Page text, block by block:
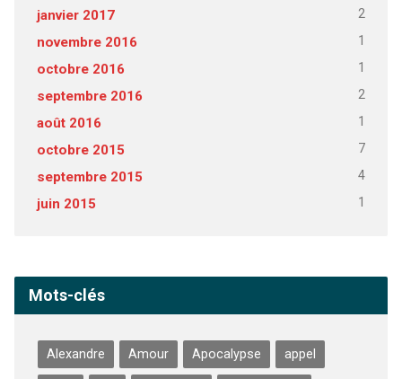
janvier 2017 2
novembre 2016 1
octobre 2016 1
septembre 2016 2
août 2016 1
octobre 2015 7
septembre 2015 4
juin 2015 1
Mots-clés
Alexandre Amour Apocalypse appel